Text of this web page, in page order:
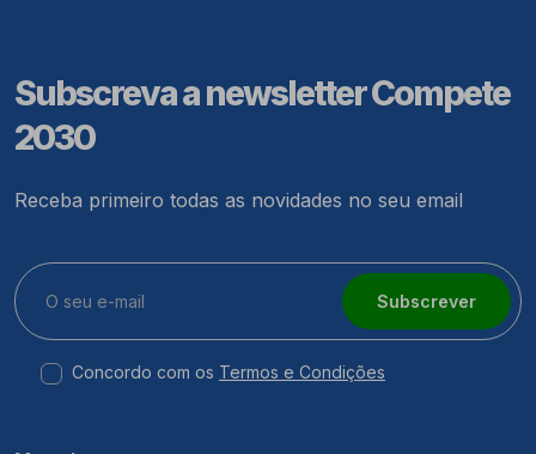
Subscreva a newsletter Compete
2030
Receba primeiro todas as novidades no seu email
Subscrever
Concordo com os Termos e Condições